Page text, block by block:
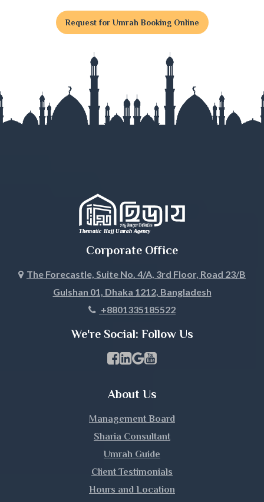
Feni
Gaibandha
Gazipur
Gopalganj
Jhalokati
Joypurhat
Lalmonirhat
Request for Umrah Booking Online
Corporate Office
The Forecastle, Suite No. 4/A, 3rd Floor, Road 23/B
Gulshan 01, Dhaka 1212, Bangladesh
+8801335185522
We're Social: Follow Us
Facebook Page Link
linkedin Page Link
GBP Profile Link
Youtube Channel Link
About Us
Management Board
Sharia Consultant
Umrah Guide
Client Testimonials
Hours and Location